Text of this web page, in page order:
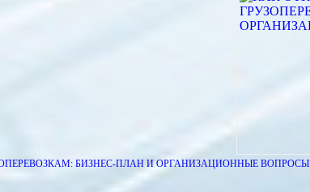
БИЗНЕС-ПЛАН И ОРГАНИЗАЦИОННЫЕ ВОПРОСЫ